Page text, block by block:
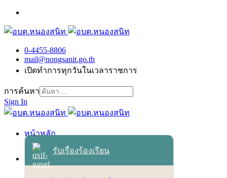
0-4455-8806
mail@nongsanit.go.th
เปิดทำการทุกวันในเวลาราชการ
การค้นหา
Sign In
หน้าหลัก
เข้าสู่ระบบ
เกี่ยวกับเทศบาล
รับเรื่องร้องเรียน